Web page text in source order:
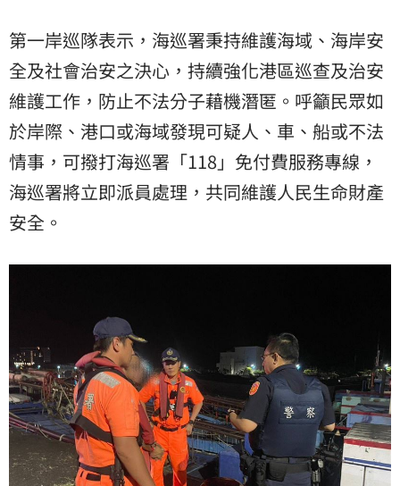
第一岸巡隊表示，海巡署秉持維護海域、海岸安
全及社會治安之決心，持續強化港區巡查及治安
維護工作，防止不法分子藉機潛匿。呼籲民眾如
於岸際、港口或海域發現可疑人、車、船或不法
情事，可撥打海巡署「118」免付費服務專線，
海巡署將立即派員處理，共同維護人民生命財產
安全。